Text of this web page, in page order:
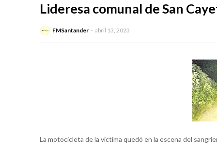
Lideresa comunal de San
FMSantander abril 13, 2023
La motocicleta de la víctima quedó en la escena del